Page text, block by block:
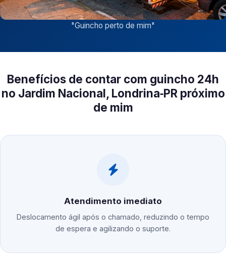
"Guincho perto de mim"
Benefícios de contar com guincho 24h
no Jardim Nacional, Londrina‑PR próximo
de mim
Atendimento imediato
Deslocamento ágil após o chamado, reduzindo o tempo
de espera e agilizando o suporte.